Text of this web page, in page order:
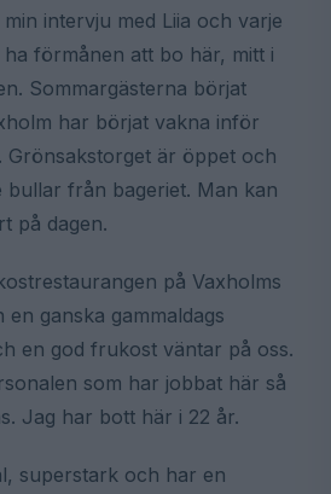
intervju med Liia och varje
förmånen att bo här, mitt i
Sommargästerna börjat
har börjat vakna inför
Grönsakstorget är öppet och
bullar från bageriet. Man kan
på dagen.
på Vaxholms
ganska gammaldags
en god frukost väntar på oss.
som har jobbat här så
Jag har bott här i 22 år.
superstark och har en